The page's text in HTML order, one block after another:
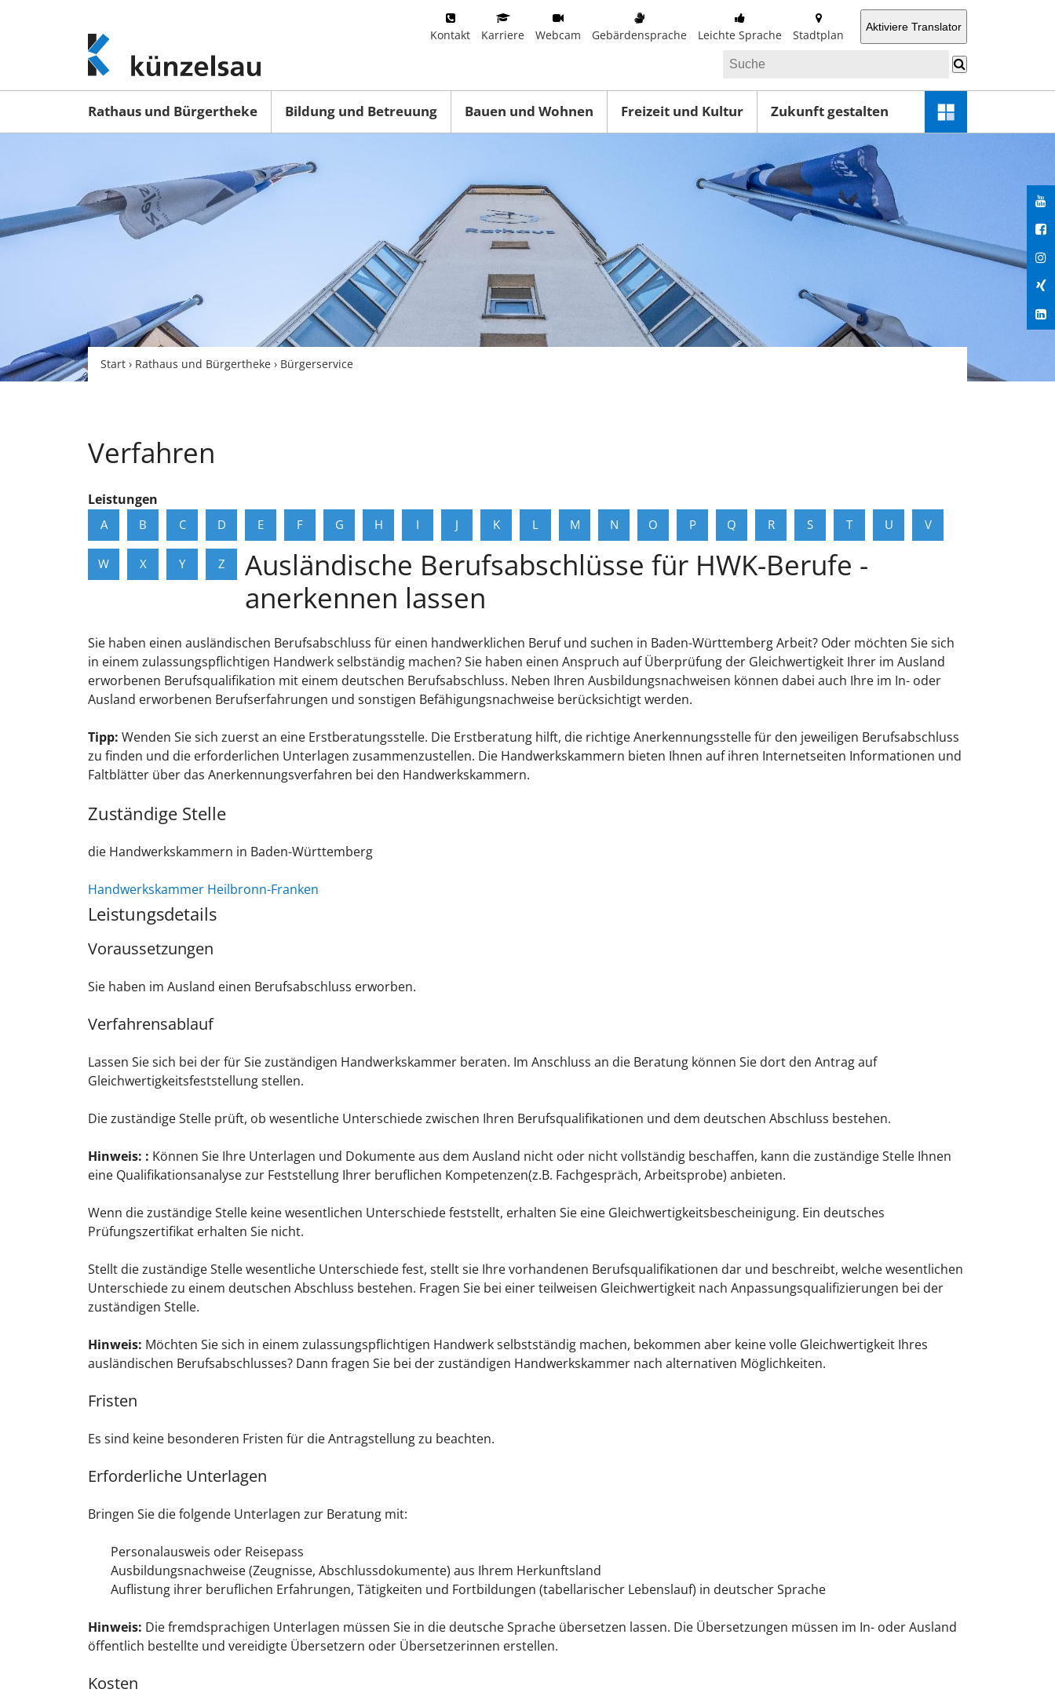
www.kuenzelsau.de
(zur
Startseite)
Kontakt Karriere Webcam Gebärdensprache Leichte Sprache Stadtplan
Aktiviere Translator
Rathaus und Bürgertheke Bildung und Betreuung Bauen und Wohnen Freizeit und Kultur Zukunft gestalten
Schnellzugriff-
Menü
Start › Rathaus und Bürgertheke › Bürgerservice
Verfahren
Leistungen
A B C D E F G H I J K L M N O P Q R S T U V
W X Y Z
Ausländische Berufsabschlüsse für HWK-Berufe -
anerkennen lassen
Sie haben einen ausländischen Berufsabschluss für einen handwerklichen Beruf und suchen in Baden-Württemberg Arbeit? Oder möchten Sie sich
in einem zulassungspflichtigen Handwerk selbständig machen? Sie haben einen Anspruch auf Überprüfung der Gleichwertigkeit Ihrer im Ausland
erworbenen Berufsqualifikation mit einem deutschen Berufsabschluss. Neben Ihren Ausbildungsnachweisen können dabei auch Ihre im In- oder
Ausland erworbenen Berufserfahrungen und sonstigen Befähigungsnachweise berücksichtigt werden.
Tipp: Wenden Sie sich zuerst an eine Erstberatungsstelle. Die Erstberatung hilft, die richtige Anerkennungsstelle für den jeweiligen Berufsabschluss
zu finden und die erforderlichen Unterlagen zusammenzustellen. Die Handwerkskammern bieten Ihnen auf ihren Internetseiten Informationen und
Faltblätter über das Anerkennungsverfahren bei den Handwerkskammern.
Zuständige Stelle
die Handwerkskammern in Baden-Württemberg
Handwerkskammer Heilbronn-Franken
Leistungsdetails
Voraussetzungen
Sie haben im Ausland einen Berufsabschluss erworben.
Verfahrensablauf
Lassen Sie sich bei der für Sie zuständigen Handwerkskammer beraten. Im Anschluss an die Beratung können Sie dort den Antrag auf
Gleichwertigkeitsfeststellung stellen.
Die zuständige Stelle prüft, ob wesentliche Unterschiede zwischen Ihren Berufsqualifikationen und dem deutschen Abschluss bestehen.
Hinweis: : Können Sie Ihre Unterlagen und Dokumente aus dem Ausland nicht oder nicht vollständig beschaffen, kann die zuständige Stelle Ihnen
eine Qualifikationsanalyse zur Feststellung Ihrer beruflichen Kompetenzen(z.B. Fachgespräch, Arbeitsprobe) anbieten.
Wenn die zuständige Stelle keine wesentlichen Unterschiede feststellt, erhalten Sie eine Gleichwertigkeitsbescheinigung. Ein deutsches
Prüfungszertifikat erhalten Sie nicht.
Stellt die zuständige Stelle wesentliche Unterschiede fest, stellt sie Ihre vorhandenen Berufsqualifikationen dar und beschreibt, welche wesentlichen
Unterschiede zu einem deutschen Abschluss bestehen. Fragen Sie bei einer teilweisen Gleichwertigkeit nach Anpassungsqualifizierungen bei der
zuständigen Stelle.
Hinweis: Möchten Sie sich in einem zulassungspflichtigen Handwerk selbstständig machen, bekommen aber keine volle Gleichwertigkeit Ihres
ausländischen Berufsabschlusses? Dann fragen Sie bei der zuständigen Handwerkskammer nach alternativen Möglichkeiten.
Fristen
Es sind keine besonderen Fristen für die Antragstellung zu beachten.
Erforderliche Unterlagen
Bringen Sie die folgende Unterlagen zur Beratung mit:
Personalausweis oder Reisepass
Ausbildungsnachweise (Zeugnisse, Abschlussdokumente) aus Ihrem Herkunftsland
Auflistung ihrer beruflichen Erfahrungen, Tätigkeiten und Fortbildungen (tabellarischer Lebenslauf) in deutscher Sprache
Hinweis: Die fremdsprachigen Unterlagen müssen Sie in die deutsche Sprache übersetzen lassen. Die Übersetzungen müssen im In- oder Ausland
öffentlich bestellte und vereidigte Übersetzern oder Übersetzerinnen erstellen.
Kosten